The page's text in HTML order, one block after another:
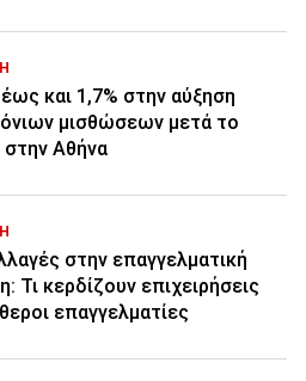
και 1,7% στην αύξηση
μισθώσεων μετά το
Αθήνα
στην επαγγελματική
Τι κερδίζουν επιχειρήσεις
επαγγελματίες